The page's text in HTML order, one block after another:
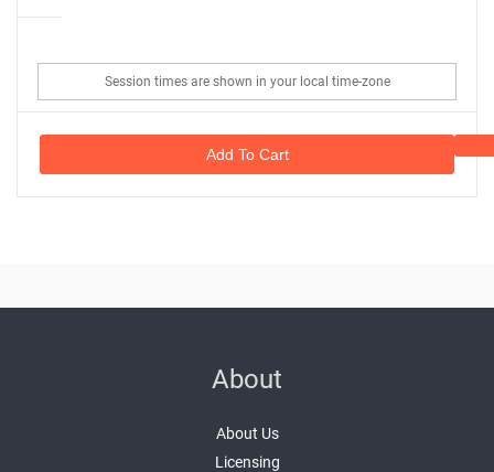
Session times are shown in your local time-zone
Add To Cart
About
About Us
Licensing